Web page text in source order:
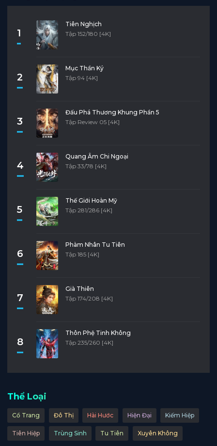
1
Tiên Nghịch
Tập 152/180 [4K]
2
Mục Thần Ký
Tập 94 [4K]
3
Đấu Phá Thương Khung Phần 5
Tập Review 05 [4K]
4
Quang Âm Chi Ngoại
Tập 33/78 [4K]
5
Thế Giới Hoàn Mỹ
Tập 281/286 [4K]
6
Phàm Nhân Tu Tiên
Tập 185 [4K]
7
Già Thiên
Tập 174/208 [4K]
8
Thôn Phệ Tinh Không
Tập 235/260 [4K]
Thể Loại
Cổ Trang Đô Thị Hài Hước Hiện Đại Kiếm Hiệp
Tiên Hiệp Trùng Sinh Tu Tiên Xuyên Không